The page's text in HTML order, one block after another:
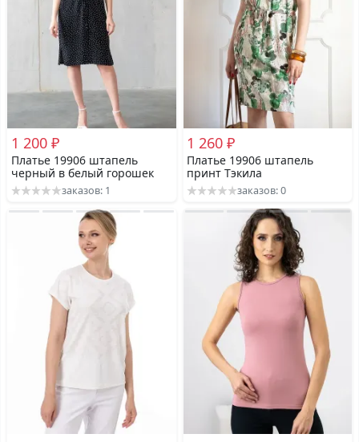
1 200 ₽
Платье 19906 штапель
черный в белый горошек
заказов: 1
1 260 ₽
Платье 19906 штапель
принт Тэкила
заказов: 0